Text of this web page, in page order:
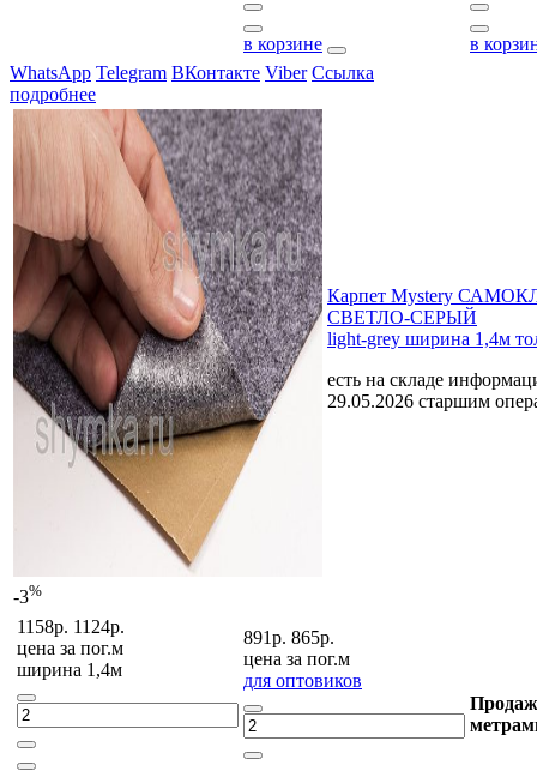
в корзине
в
WhatsApp Telegram ВКонтакте Viber Ссылка
подробнее
-3%
Карпет Mystery
СВЕТЛО-СЕРЫЙ
light-grey ширина 1,4м
есть на складе
29.05.2026 старшим
1158р. 1124р.
цена за пог.м
ширина 1,4м
891р. 865р.
цена за пог.м
для оптовиков